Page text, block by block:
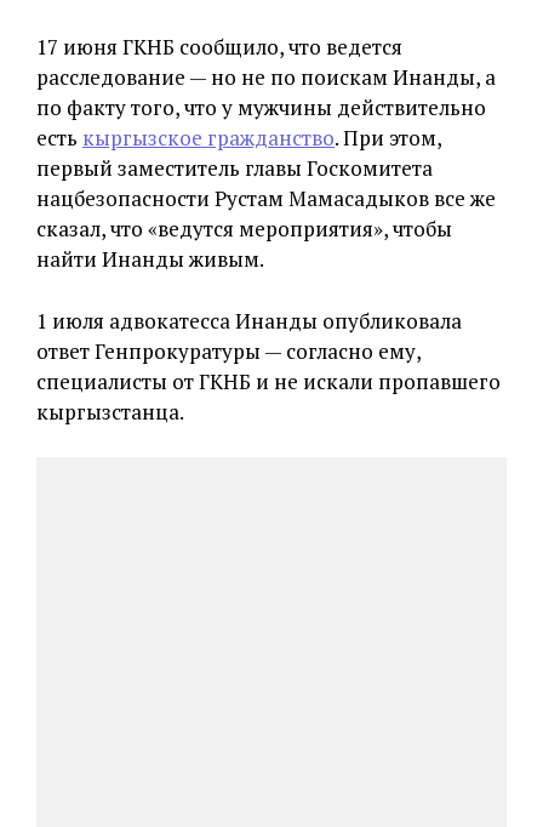
17 июня ГКНБ сообщило, что ведется
расследование — но не по поискам Инанды, а
по факту того, что у мужчины действительно
есть кыргызское гражданство. При этом,
первый заместитель главы Госкомитета
нацбезопасности Рустам Мамасадыков все же
сказал, что «ведутся мероприятия», чтобы
найти Инанды живым.
1 июля адвокатесса Инанды опубликовала
ответ Генпрокуратуры — согласно ему,
специалисты от ГКНБ и не искали пропавшего
кыргызстанца.